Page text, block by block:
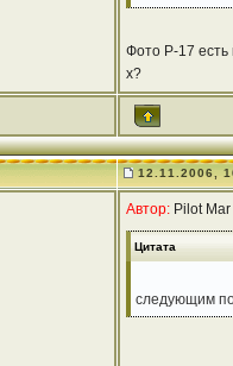
Фото Р-17
х?
12.11.2006,
Автор:Pilot Mar
Цитата
следующим